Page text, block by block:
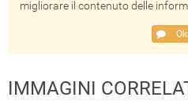
migliorare il contenuto delle
IMMAGINI